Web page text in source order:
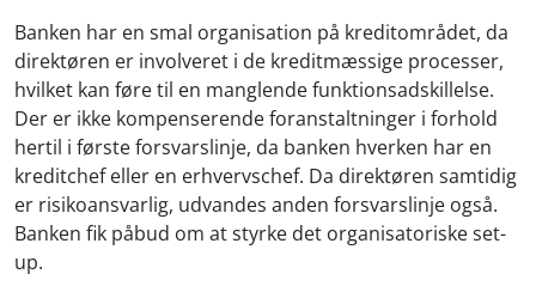
Banken har en smal organisation på kreditområdet, da
direktøren er involveret i de kreditmæssige processer,
hvilket kan føre til en manglende funktionsadskillelse.
Der er ikke kompenserende foranstaltninger i forhold
hertil i første forsvarslinje, da banken hverken har en
kreditchef eller en erhvervschef. Da direktøren samtidig
er risikoansvarlig, udvandes anden forsvarslinje også.
Banken fik påbud om at styrke det organisatoriske set-
up.